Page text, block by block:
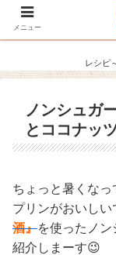
レシピ
ノンシュガ
とココナッ
ちょっと暑くな
プリンがおいし
酒』を使ったノ
紹介しまーす😉
メニュー